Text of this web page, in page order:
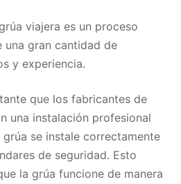
viajera es un proceso
una gran cantidad de
y experiencia.
que los fabricantes de
una instalación profesional
se instale correctamente
de seguridad. Esto
la grúa funcione de manera